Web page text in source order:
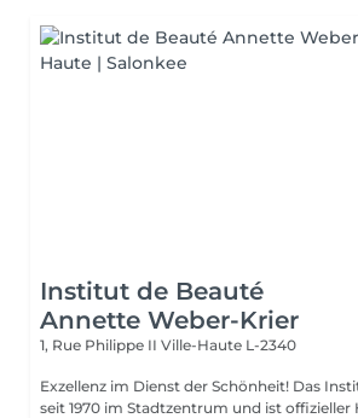
Institut de Beauté
Annette Weber-Krier
1, Rue Philippe II Ville-Haute L-2340
Exzellenz im Dienst der Schönheit! Das Institut befindet sich
seit 1970 im Stadtzentrum und ist offizieller